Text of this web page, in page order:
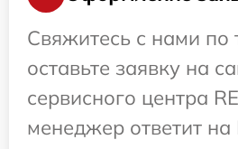
Свяжитесь с нами по
оставьте заявку на
сервисного центра
менеджер ответит